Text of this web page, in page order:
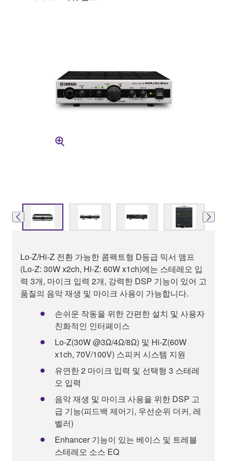
Lo-Z/Hi-Z 전환 가능한 콤팩트형 D등급 믹서 앰프
(Lo-Z: 30W x2ch, Hi-Z: 60W x1ch)에는 스테레오 입
력 3개, 마이크 입력 2개, 강력한 DSP 기능이 있어 고
품질의 음악 재생 및 마이크 사용이 가능합니다.
손쉬운 작동을 위한 간편한 설치 및 사용자
친화적인 인터페이스
Lo-Z(30W @3Ω/4Ω/8Ω) 및 Hi-Z(60W
x1ch, 70V/100V) 스피커 시스템 지원
유연한 2 마이크 입력 및 선택형 3 스테레
오 입력
음악 재생 및 마이크 사용을 위한 DSP 고
급 기능(피드백 제어기, 우선순위 더커, 레
벨러)
Enhancer 기능이 있는 베이스 및 트레블
스테레오 소스 EQ